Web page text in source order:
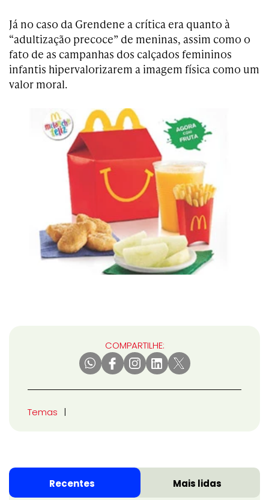
Já no caso da Grendene a crítica era quanto à
“adultização precoce” de meninas, assim como o
fato de as campanhas dos calçados femininos
infantis hipervalorizarem a imagem física como um
valor moral.
COMPARTILHE:
Temas
Recentes Mais lidas